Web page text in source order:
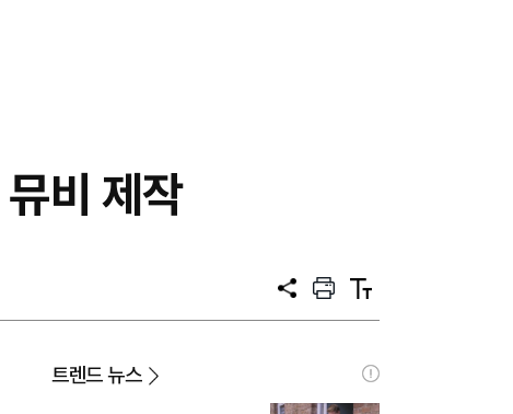
비 제작
공
프
트
텍
트
트렌드 뉴스